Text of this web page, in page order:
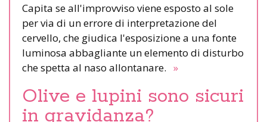
Capita se all'improvviso viene esposto al sole
per via di un errore di interpretazione del
cervello, che giudica l'esposizione a una fonte
luminosa abbagliante un elemento di disturbo
che spetta al naso allontanare. »
Olive e lupini sono sicuri
in gravidanza?